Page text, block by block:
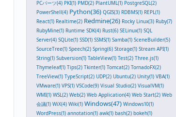
PCパーツ(4) PKI(1) PMD(2) PlantUML(1) PostgreSQL(2)
PowerShell(4) Python(36) QGIS(3) RDBMS(1) REPL(1)
React(1) Realtime(2) Redmine(26) Rocky Linux(3) Ruby(7)
RubyMine(1) Runtime SDK(4) Rust(6) SELinux(1) SQL
Server(4) SQLite(1) SSD(1) SSMS(1) Samba(1) SceneBuilder(5)
SourceTree(1) Speech(2) Spring(6) Storage(1) Stream API(1)
String(1) Subversion(1) TableView(1) Test(2) Three.js(1)
Thymeleaf(1) Tips(2) Tkinter(1) Tomcat(2) TornadoFX(2)
TreeView(1) TypeScript(2) UDP(2) Ubuntu(2) Unity(1) VBA(1)
VMware(1) VPS(1) VSCode(9) Visual Studio(2) VisualVM(1)
WMI(1) WSL(2) Web(2) Web Application(4) Web Start(2) Web
会議(1) WiX(4) Wiki(1) Windows(47) Windows10(1)
WordPress(1) annotation(1) awk(1) bash(2) bokeh(1)